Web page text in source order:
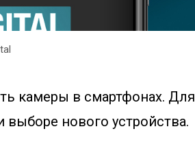
камеры в смартфонах. Для
выборе нового устройства.